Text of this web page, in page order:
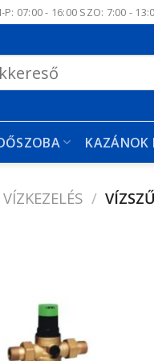
P: 07:00 - 16:00 SZO: 7:00 -
KAZÁNOK
VÍZKEZELÉS /